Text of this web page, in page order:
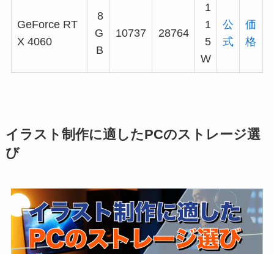
GeForce RT
X 4060
8
G
B
10737 28764
1
1
5
W
公
式
価
格
イラスト制作に適したPCのストレージ選
び